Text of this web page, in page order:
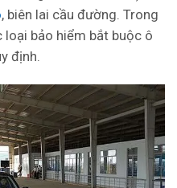
, biên lai cầu đường. Trong
bảo hiểm bắt buộc ô
định.